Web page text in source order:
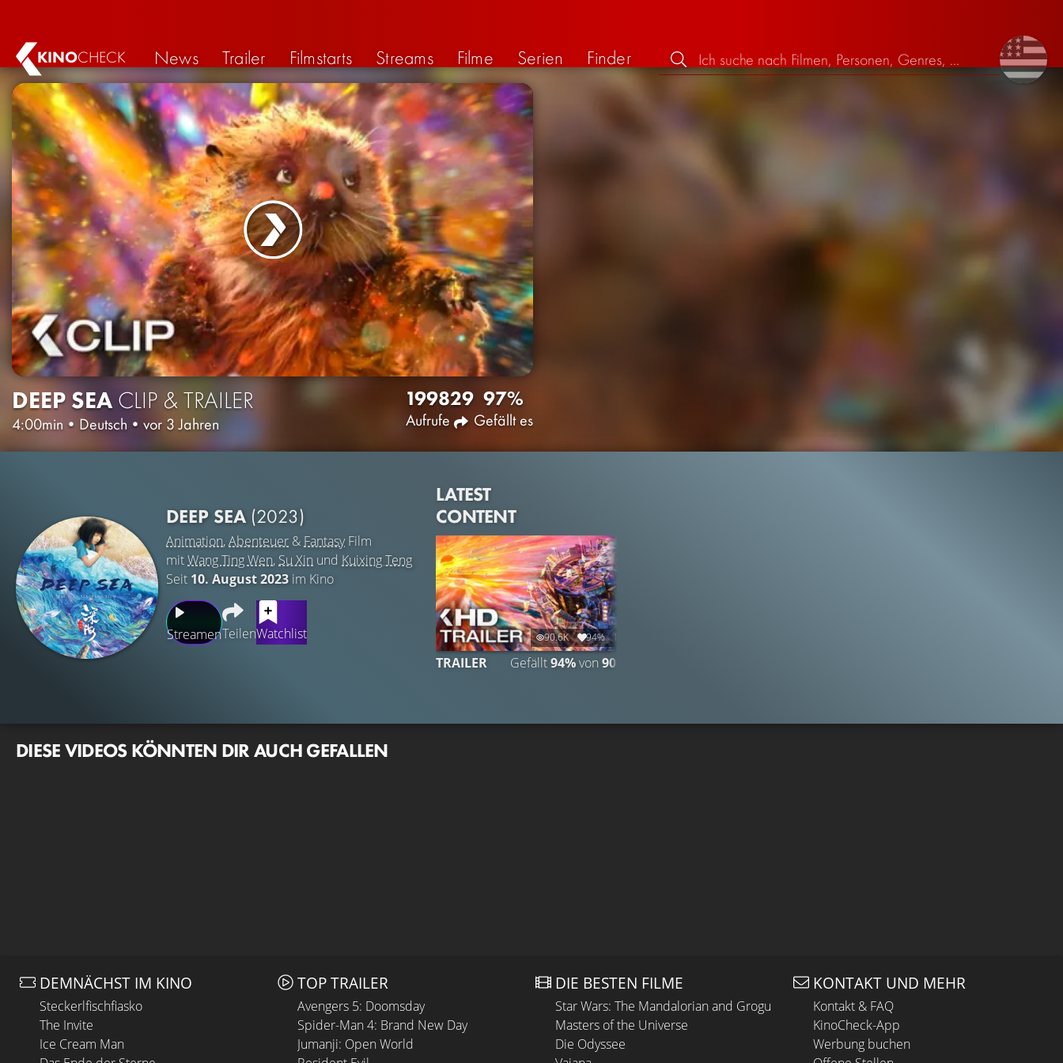
KINOCHECK News Trailer Filmstarts Streams Filme Serien Finder
DEEP SEA CLIP & TRAILER
4:00min • Deutsch • vor 3 Jahren
1998
Aufrufe
29 97%
Gefällt es
DEEP SEA (2023)
Animation,Abenteuer & FantasyFilm
mitWang Ting Wen, Su Xin und Kuixing Teng
Seit 10. August 2023 im Kino
StreamenTeilenWatchlist
LATEST
CONTENT
90.6K 94% 1:43
TRAILER Gefällt94%von 90.632
DIESE VIDEOS KÖNNTEN DIR AUCH GEFALLEN
DEMNÄCHST IM KINO
Steckerlfischfiasko
The Invite
Ice Cream Man
TOP TRAILER
Avengers 5: Doomsday
Spider-Man 4: Brand New Day
Jumanji: Open World
DIE BESTEN FILME
Star Wars: The Mandalorian and Grogu
Masters of the Universe
Die Odyssee
KONTAKT UND MEHR
Kontakt & FAQ
KinoCheck-App
Werbung buchen